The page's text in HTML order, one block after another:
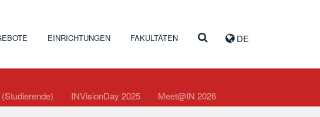
DE
EINRICHTUNGEN FAKULTÄTEN
INVisionDay 2025 Meet@IN 2026